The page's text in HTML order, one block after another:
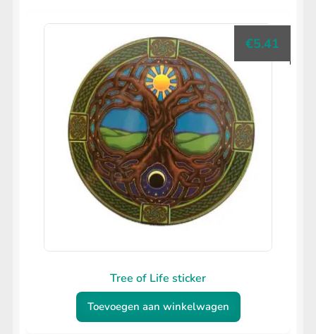
Tree of Life sticker
€5.41
Toevoegen aan winkelwagen